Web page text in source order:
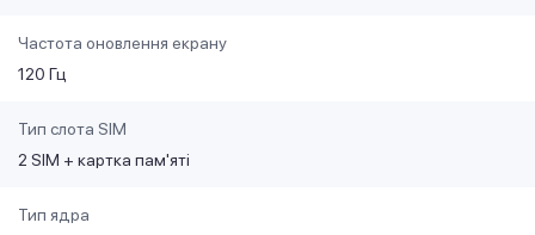
Частота оновлення екрану
120 Гц
Тип слота SIM
2 SIM + картка пам'яті
Тип ядра